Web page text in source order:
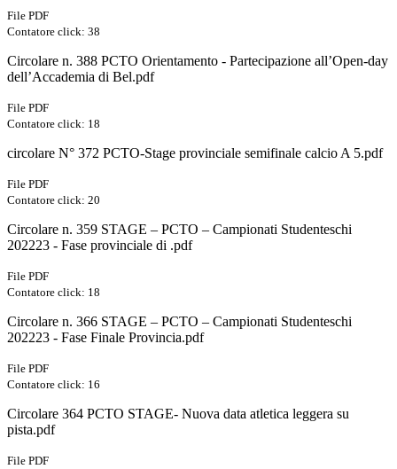
File PDF
Contatore click: 38
Circolare n. 388 PCTO Orientamento - Partecipazione all’Open-day
dell’Accademia di Bel.pdf
File PDF
Contatore click: 18
circolare N° 372 PCTO-Stage provinciale semifinale calcio A 5.pdf
File PDF
Contatore click: 20
Circolare n. 359 STAGE – PCTO – Campionati Studenteschi
202223 - Fase provinciale di .pdf
File PDF
Contatore click: 18
Circolare n. 366 STAGE – PCTO – Campionati Studenteschi
202223 - Fase Finale Provincia.pdf
File PDF
Contatore click: 16
Circolare 364 PCTO STAGE- Nuova data atletica leggera su
pista.pdf
File PDF